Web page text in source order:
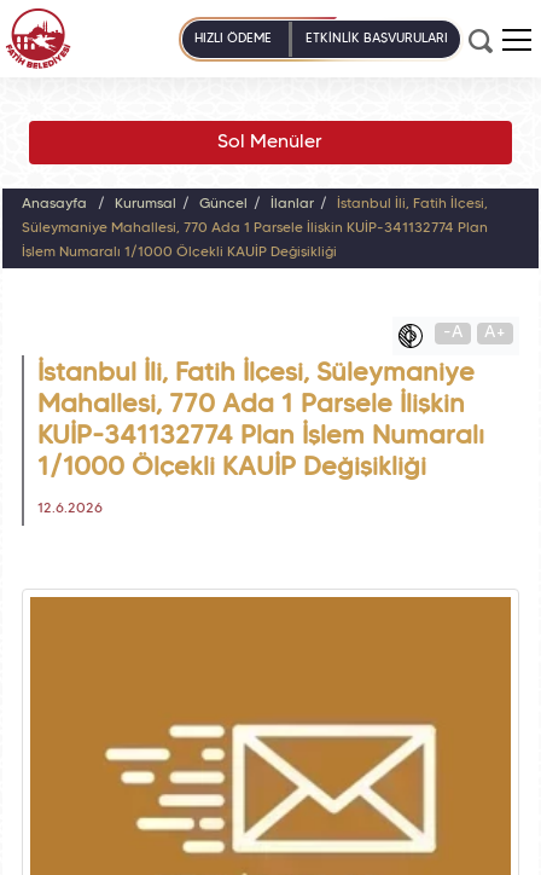
HIZLI ÖDEME ETKİNLİK BAŞVURULARI
Sol Menüler
Anasayfa Kurumsal Güncel İlanlar
İstanbul İli, Fatih İlçesi,
Süleymaniye Mahallesi, 770 Ada 1 Parsele İlişkin KUİP-341132774 Plan
İşlem Numaralı 1/1000 Ölçekli KAUİP Değişikliği
-A A+
İstanbul İli, Fatih İlçesi, Süleymaniye
Mahallesi, 770 Ada 1 Parsele İlişkin
KUİP-341132774 Plan İşlem Numaralı
1/1000 Ölçekli KAUİP Değişikliği
12.6.2026